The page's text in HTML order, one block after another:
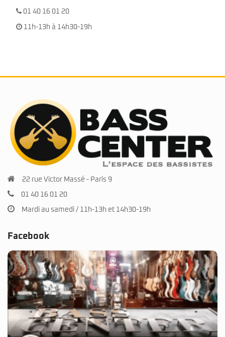
01 40 16 01 20
11h-13h à 14h30-19h
22 rue Victor Massé - Paris 9
01 40 16 01 20
Mardi au samedi / 11h-13h et 14h30-19h
Facebook